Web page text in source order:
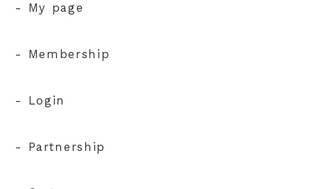
- My page
- Membership
- Login
- Partnership